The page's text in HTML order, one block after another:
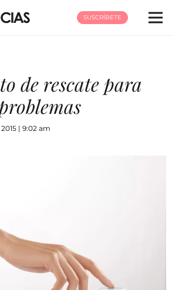
SUSCRÍBETE
de rescate para
2015 | 9:02 am